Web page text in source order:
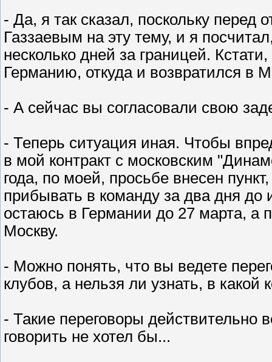
- Да, я так сказал, поскольку
Газзаевым на эту тему, и я
несколько дней за границей.
Германию, откуда и возвратился в
- А сейчас вы согласовали свою
- Теперь ситуация иная. Чтобы
в мой контракт с московским
года, по моей, просьбе внесен
прибывать в команду за два дня
остаюсь в Германии до 27 марта, а
Москву.
- Можно понять, что вы ведете
клубов, а нельзя ли узнать, в какой
- Такие переговоры действительно
говорить не хотел бы...